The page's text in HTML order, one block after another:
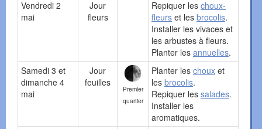
Vendredi 2
mai
Jour
fleurs
Repiquer les choux-
fleurs et les brocolis.
Installer les vivaces et
les arbustes à fleurs.
Planter les annuelles.
Samedi 3 et
dimanche 4
mai
Jour
feuilles
Premier
quartier
Planter les choux et
les brocolis.
Repiquer les salades.
Installer les
aromatiques.